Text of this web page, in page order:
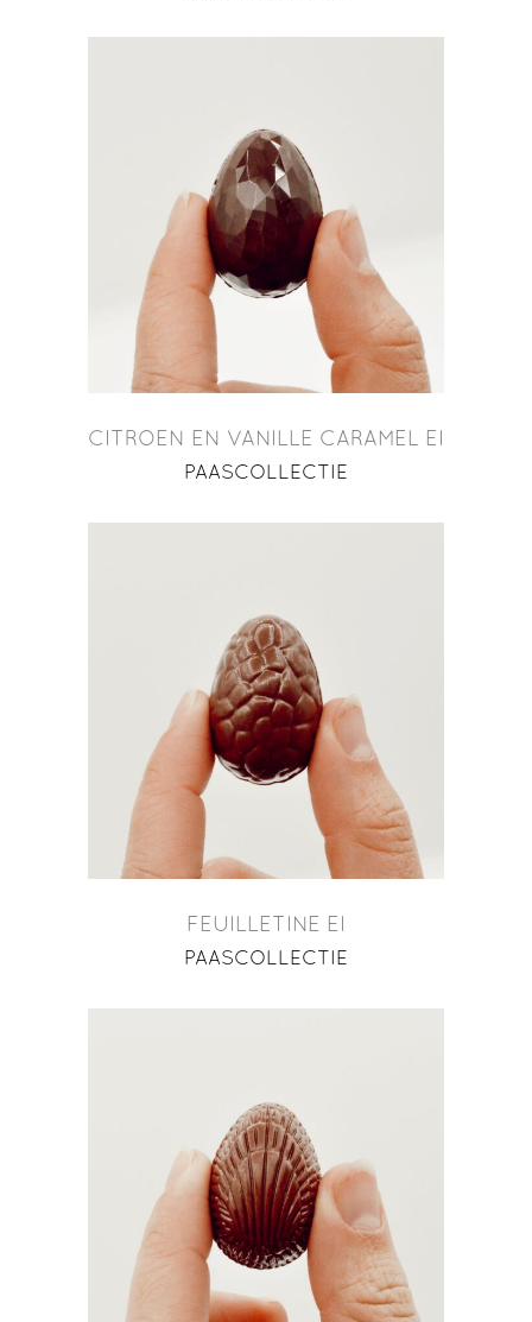
CITROEN EN VANILLE CARAMEL EI
PAASCOLLECTIE
FEUILLETINE EI
PAASCOLLECTIE